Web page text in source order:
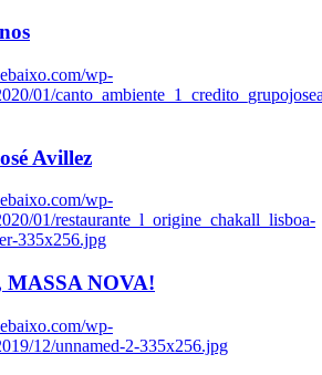
wp-
01/
Avillez
wp-
01/restaurante_l_origine_chakall_lisboa-
335x256.jpg
MASSA NOVA!
wp-
12/unnamed-2-335x256.jpg